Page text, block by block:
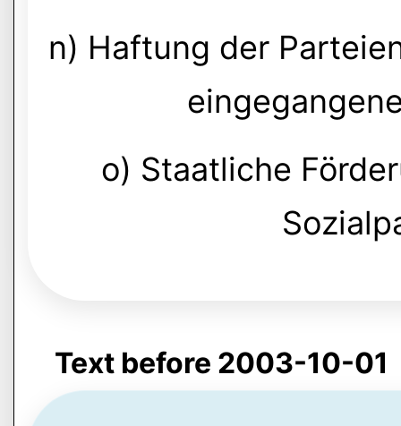
n) Haftung der
o) Staatliche
Text before 2003-10-01